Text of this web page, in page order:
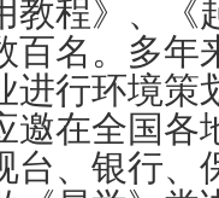
教程》、《
百名。多年
进行环境策
邀在全国各
台、银行、